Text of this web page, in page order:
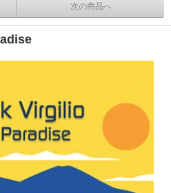
次の商品へ